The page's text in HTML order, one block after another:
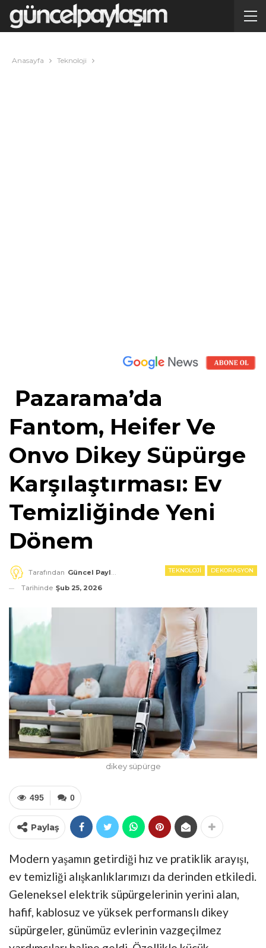
Anasayfa Teknoloji
Pazarama’da
Fantom, Heifer Ve
Onvo Dikey Süpürge
Karşılaştırması: Ev
Temizliğinde Yeni
Dönem
TEKNOLOJI DEKORASYON
Tarafından Güncel Paylaşım
Tarihinde Şub 25, 2026
dikey süpürge
0
495
Paylaş
Modern yaşamın getirdiği hız ve pratiklik arayışı,
ev temizliği alışkanlıklarımızı da derinden etkiledi.
Geleneksel elektrik süpürgelerinin yerini alan,
hafif, kablosuz ve yüksek performanslı dikey
süpürgeler, günümüz evlerinin vazgeçilmez